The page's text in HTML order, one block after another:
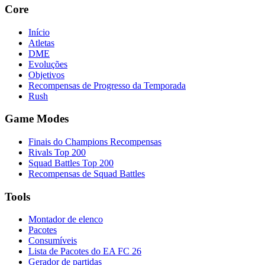
Core
Início
Atletas
DME
Evoluções
Objetivos
Recompensas de Progresso da Temporada
Rush
Game Modes
Finais do Champions Recompensas
Rivals Top 200
Squad Battles Top 200
Recompensas de Squad Battles
Tools
Montador de elenco
Pacotes
Consumíveis
Lista de Pacotes do EA FC 26
Gerador de partidas